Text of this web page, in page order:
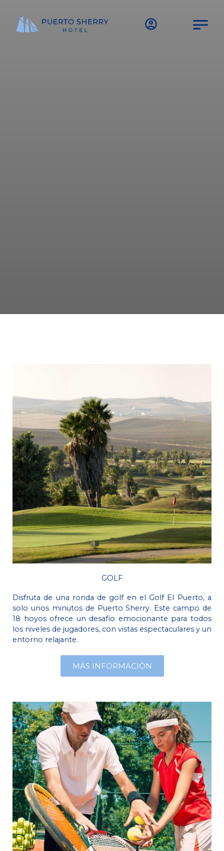
GOLF
Disfruta de una ronda de golf en el Golf El Puerto, a
solo unos minutos de Puerto Sherry. Este campo de
18 hoyos ofrece un desafío emocionante para todos
los niveles de jugadores, con vistas espectaculares y un
entorno relajante.
MÁS INFORMACIÓN